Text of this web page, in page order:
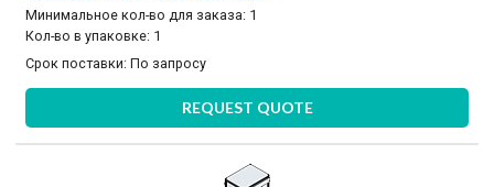
Минимальное кол-во для заказа: 1
Кол-во в упаковке: 1
Срок поставки:По запросу
REQUEST QUOTE